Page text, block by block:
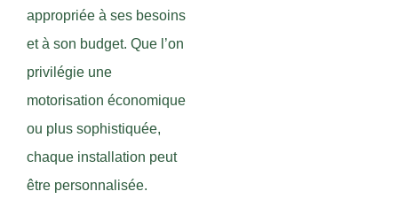
appropriée à ses besoins
et à son budget. Que l’on
privilégie une
motorisation économique
ou plus sophistiquée,
chaque installation peut
être personnalisée.